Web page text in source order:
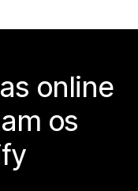
online
os